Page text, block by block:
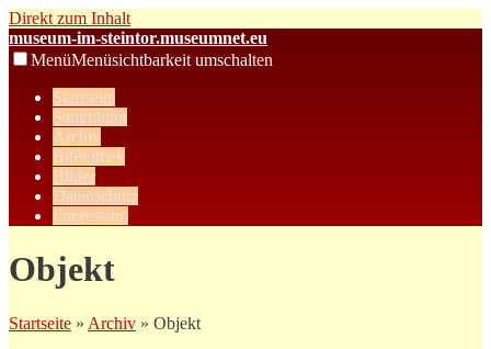
Direkt zum Inhalt
museum-im-steintor.museumnet.eu
MenüMenüsichtbarkeit umschalten
Startseite
Sammlung
Archiv
Bibliothek
Bilder
Datenschutz
Impressum
Objekt
Startseite » Archiv » Objekt